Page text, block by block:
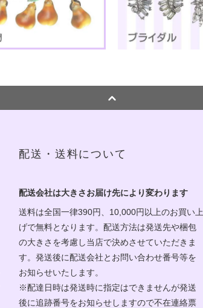
配送・送料について
配送会社は大きさお届け先により変わります
送料は全国一律390円、10,000円以上のお買い上
げで無料となります。配送方法は発送先や梱包
の大きさを考慮し当店で決めさせていただきま
す。発送後に配送会社とお問い合わせ番号等を
お知らせいたします。
※配達日時は発送時に指定はできませんが発送
後に追跡番号をお知らせしますので不在連絡票